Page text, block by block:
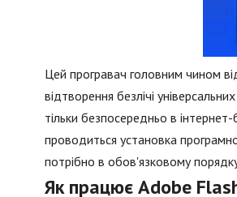
Цей програвач головним чином
відтворення безлічі
тільки безпосередньо в
проводиться установка
потрібно в обов'язковому
Як працює Adobe